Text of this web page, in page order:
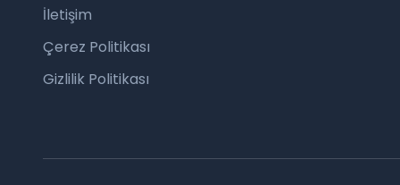
İletişim
Çerez Politikası
Gizlilik Politikası